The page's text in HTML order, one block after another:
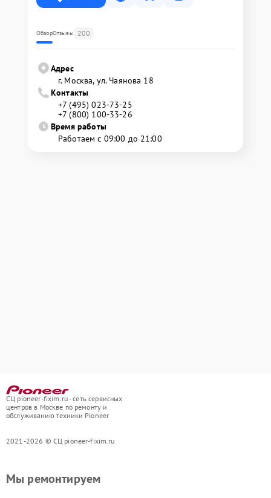
ОбзорОтзывы 200
Адрес
г. Москва, ул. Чаянова 18
Контакты
+7 (495) 023-73-25
+7 (800) 100-33-26
Время работы
Работаем с 09:00 до 21:00
СЦ pioneer-fixim.ru - сеть сервисных
центров в Москве по ремонту и
обслуживанию техники Pioneer
2021-2026 © СЦ pioneer-fixim.ru
Мы ремонтируем